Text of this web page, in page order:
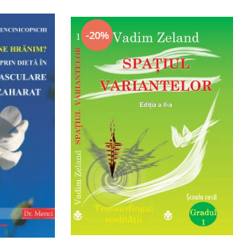
-20%